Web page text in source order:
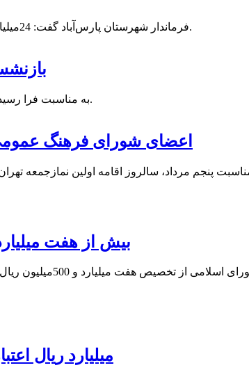
فرماندار شهرستان پارس‌آباد گفت: 24میلیارد ریال از محل اعتبارات استانی برای شهرداری پارس‌آباد در نظر گرفته شده است.
به مناسبت فرا رسیدن روز تکریم از بازنشستگان و خانواده، از فرهنگیان بازنشسته پارس آباد تجلیل شد.
اعضای شورای فرهنگ عمومی
بیش از هفت
150میلیارد